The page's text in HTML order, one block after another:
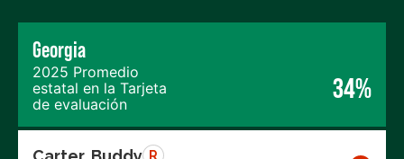
Georgia
2025 Promedio
estatal en la Tarjeta
de evaluación
34%
R